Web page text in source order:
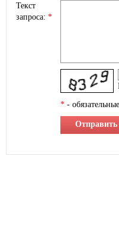
Текст
запроса: *
* -
Отправить